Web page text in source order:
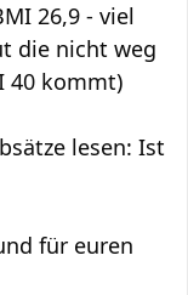
26,9 - viel
die nicht weg
40 kommt)
lesen: Ist
für euren